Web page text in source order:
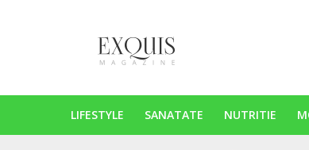
LIFESTYLE SANATATE NUTRITIE